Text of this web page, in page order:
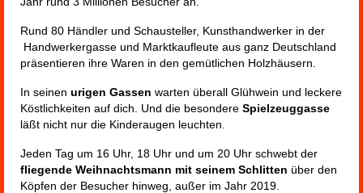
Rund 80 Händler und Schausteller, Kunsthandwerker in der
Handwerkergasse und Marktkaufleute aus ganz Deutschland
präsentieren ihre Waren in den gemütlichen Holzhäusern.
In seinen urigen Gassen warten überall Glühwein und leckere
Köstlichkeiten auf dich. Und die besondere Spielzeuggasse
läßt nicht nur die Kinderaugen leuchten.
Jeden Tag um 16 Uhr, 18 Uhr und um 20 Uhr schwebt der
fliegende Weihnachtsmann mit seinem Schlitten über den
Köpfen der Besucher hinweg, außer im Jahr 2019.